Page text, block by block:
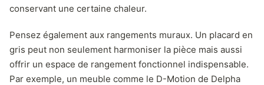
conservant une certaine chaleur.
Pensez également aux rangements muraux. Un placard en
gris peut non seulement harmoniser la pièce mais aussi
offrir un espace de rangement fonctionnel indispensable.
Par exemple, un meuble comme le D-Motion de Delpha